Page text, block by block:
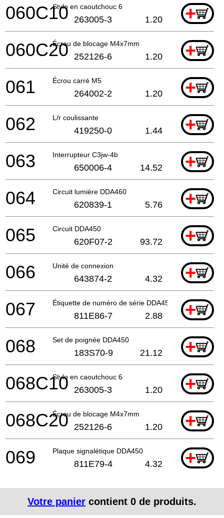
Stylo en caoutchouc 6 +
060C10 263005-3 1.20
Écrou de blocage M4x7mm +
060C20 252126-6 1.20
Écrou carré M5 +
061 264002-2 1.20
L/r coulissante +
062 419250-0 1.44
Interrupteur C3jw-4b +
063 650006-4 14.52
Circuit lumière DDA460 +
064 620839-1 5.76
Circuit DDA450 +
065 620F07-2 93.72
Unité de connexion +
066 643874-2 4.32
Étiquette de numéro de série DDA450 +
067 811E86-7 2.88
Set de poignée DDA450 +
068 183S70-9 21.12
Stylo en caoutchouc 6 +
068C10 263005-3 1.20
Écrou de blocage M4x7mm +
068C20 252126-6 1.20
Plaque signalétique DDA450 +
069 811E79-4 4.32
Votre panier contient 0 de produits.